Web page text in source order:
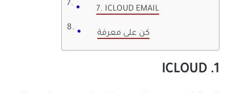
7. ICLOUD EMAIL
كن على معرفة
1. ICLOUD